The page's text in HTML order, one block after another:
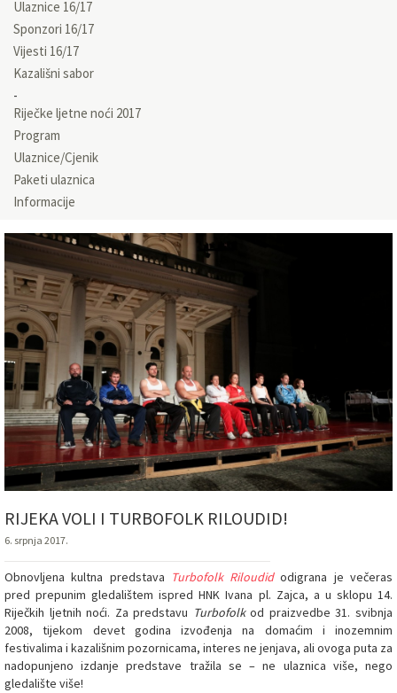
Ulaznice 16/17
Sponzori 16/17
Vijesti 16/17
Kazališni sabor
Riječke ljetne noći 2017
Program
Ulaznice/Cjenik
Paketi ulaznica
Informacije
RIJEKA VOLI I TURBOFOLK RILOUDID!
6. srpnja 2017.
Obnovljena kultna predstava Turbofolk Riloudid odigrana je večeras
pred prepunim gledalištem ispred HNK Ivana pl. Zajca, a u sklopu 14.
Riječkih ljetnih noći. Za predstavu Turbofolkod praizvedbe 31. svibnja
2008, tijekom devet godina izvođenja na domaćim i inozemnim
festivalima i kazališnim pozornicama, interes ne jenjava, ali ovoga puta za
nadopunjeno izdanje predstave tražila se – ne ulaznica više, nego
gledalište više!